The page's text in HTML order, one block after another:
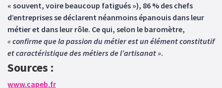
« souvent, voire beaucoup fatigués »), 86 % des chefs
d’entreprises se déclarent néanmoins épanouis dans leur
métier et dans leur rôle. Ce qui, selon le baromètre,
« confirme que la passion du métier est un élément constitutif
et caractéristique des métiers de l’artisanat ».
Sources :
www.capeb.fr